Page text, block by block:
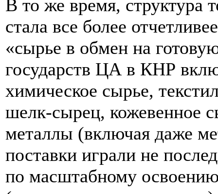
В то же время, структура
стала все более
«сырье в обмен на
государств ЦА в КНР
химическое сырье,
шелк-сырец, кожевенное
металлы (включая даже
поставки играли не
по масштабному